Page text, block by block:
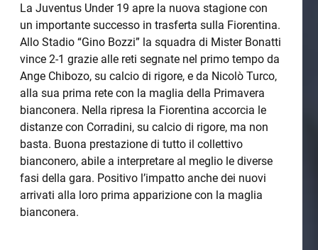
La Juventus Under 19 apre la nuova stagione con
un importante successo in trasferta sulla Fiorentina.
Allo Stadio “Gino Bozzi” la squadra di Mister Bonatti
vince 2-1 grazie alle reti segnate nel primo tempo da
Ange Chibozo, su calcio di rigore, e da Nicolò Turco,
alla sua prima rete con la maglia della Primavera
bianconera. Nella ripresa la Fiorentina accorcia le
distanze con Corradini, su calcio di rigore, ma non
basta. Buona prestazione di tutto il collettivo
bianconero, abile a interpretare al meglio le diverse
fasi della gara. Positivo l’impatto anche dei nuovi
arrivati alla loro prima apparizione con la maglia
bianconera.